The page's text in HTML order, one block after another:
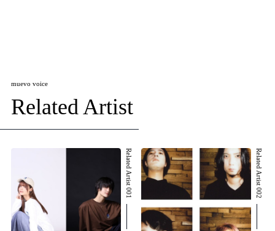
muevo voice
Related Artist
Related Artist 001 Related Artist 002